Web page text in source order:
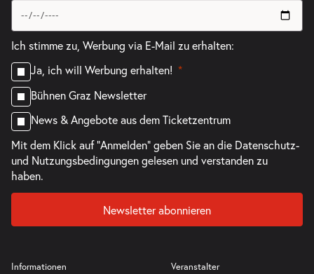
Ich stimme zu, Werbung via E-Mail zu erhalten:
Ja, ich will Werbung erhalten!
Bühnen Graz Newsletter
News & Angebote aus dem Ticketzentrum
Mit dem Klick auf "Anmelden" geben Sie an die Datenschutz-
und Nutzungsbedingungengelesen und verstanden zu
haben.
Newsletter abonnieren
Informationen Veranstalter